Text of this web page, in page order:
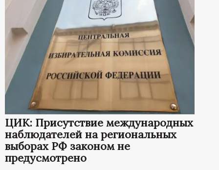
ЦИК: Присутствие международных
наблюдателей на региональных
выборах РФ законом не
предусмотрено